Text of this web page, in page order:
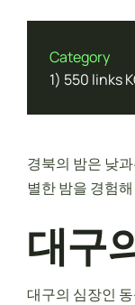
Writing
Development
Category
1) 550 links
경북의 밤은 낮
별한 밤을 경험
대구
대구의 심장인